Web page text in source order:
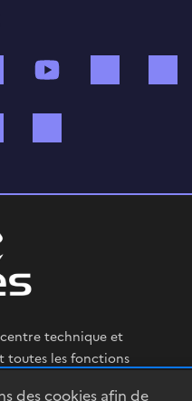
des cookies afin de
TikTok
technique et
toutes les fonctions